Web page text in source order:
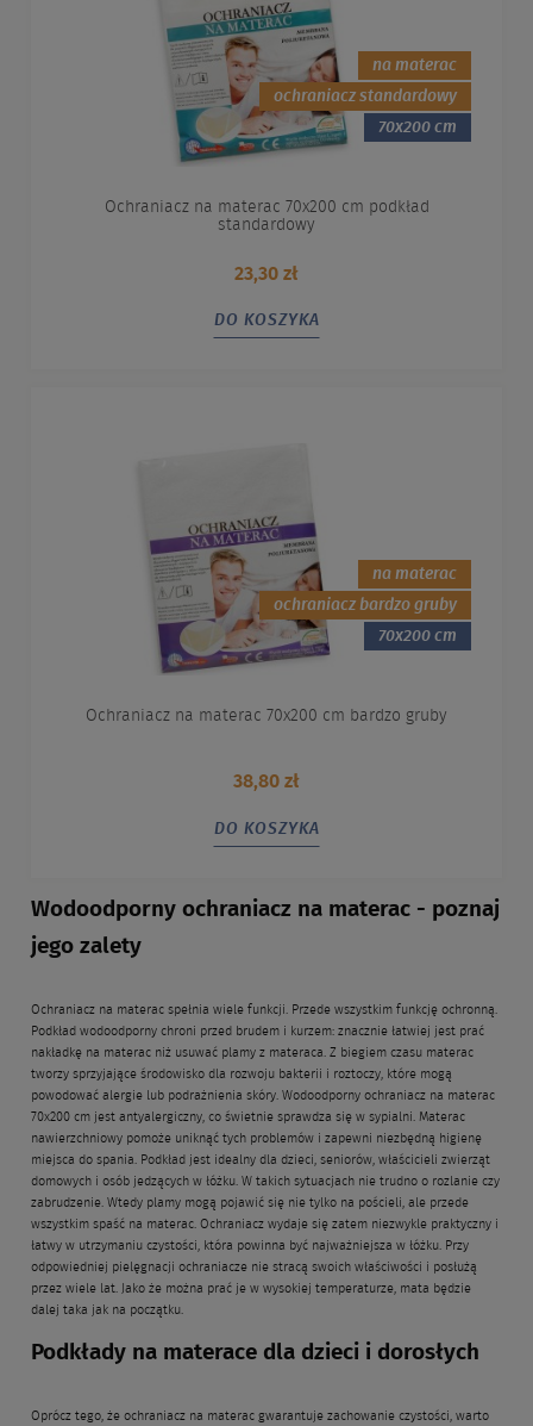
na materac
ochraniacz standardowy
70x200 cm
Ochraniacz na materac 70x200 cm podkład
standardowy
23,30 zł
DO KOSZYKA
na materac
ochraniacz bardzo gruby
70x200 cm
Ochraniacz na materac 70x200 cm bardzo gruby
38,80 zł
DO KOSZYKA
Wodoodporny ochraniacz na materac - poznaj
jego zalety
Ochraniacz na materac spełnia wiele funkcji. Przede wszystkim funkcję ochronną.
Podkład wodoodporny chroni przed brudem i kurzem: znacznie łatwiej jest prać
nakładkę na materac niż usuwać plamy z materaca. Z biegiem czasu materac
tworzy sprzyjające środowisko dla rozwoju bakterii i roztoczy, które mogą
powodować alergie lub podrażnienia skóry. Wodoodporny ochraniacz na materac
70x200 cm jest antyalergiczny, co świetnie sprawdza się w sypialni. Materac
nawierzchniowy pomoże uniknąć tych problemów i zapewni niezbędną higienę
miejsca do spania. Podkład jest idealny dla dzieci, seniorów, właścicieli zwierząt
domowych i osób jedzących w łóżku. W takich sytuacjach nie trudno o rozlanie czy
zabrudzenie. Wtedy plamy mogą pojawić się nie tylko na pościeli, ale przede
wszystkim spaść na materac. Ochraniacz wydaje się zatem niezwykle praktyczny i
łatwy w utrzymaniu czystości, która powinna być najważniejsza w łóżku. Przy
odpowiedniej pielęgnacji ochraniacze nie stracą swoich właściwości i posłużą
przez wiele lat. Jako że można prać je w wysokiej temperaturze, mata będzie
dalej taka jak na początku.
Podkłady na materace dla dzieci i dorosłych
Oprócz tego, że ochraniacz na materac gwarantuje zachowanie czystości, warto